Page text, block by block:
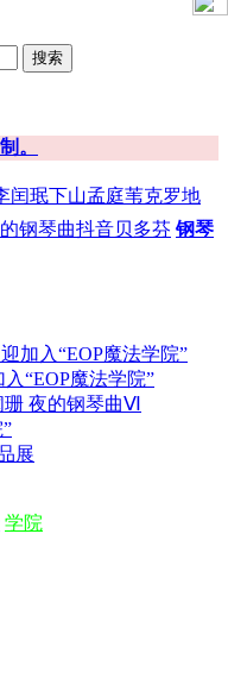
搜索
。
闰珉下山孟庭苇克罗地
钢琴曲抖音贝多芬 钢琴
加入“EOP魔法学院”
“EOP魔法学院”
珊 夜的钢琴曲Ⅵ
展
学院